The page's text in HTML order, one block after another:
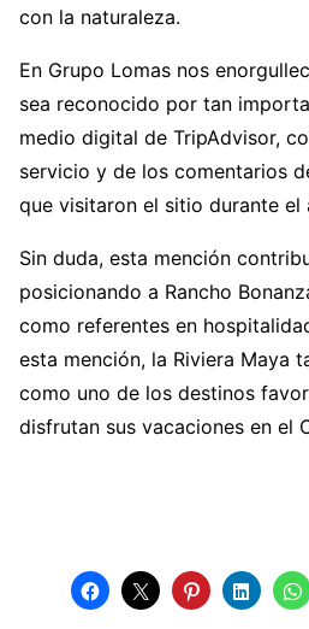
con la naturaleza.
En Grupo Lomas nos
sea reconocido por tan
medio digital de TripAdvisor,
servicio y de los comentarios
que visitaron el sitio durante el
Sin duda, esta mención
posicionando a Rancho
como referentes en
esta mención, la Riviera Maya
como uno de los destinos
disfrutan sus vacaciones en el